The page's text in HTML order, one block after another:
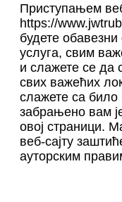
Приступањем
https://
будете
услуга, свим
и слажете се да
свих важећих
слажете са било
забрањено вам
овој страници.
веб-сајту
ауторским